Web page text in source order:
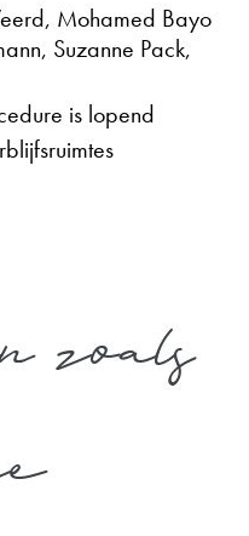
Mohamed Bayo
Suzanne Pack,
is lopend
zoals